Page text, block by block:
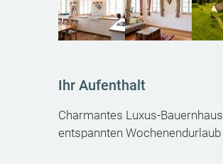
Ihr Aufenthalt
Charmantes Luxus-
entspannten